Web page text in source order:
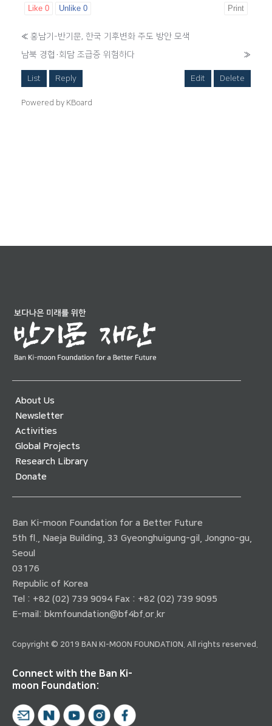
Like 0 Unlike 0 Print
« 홍남기-반기문, 한국 기후변화 주도 방안 모색
남북 경협·회담 조급증 위험하다
»
List Reply Edit Delete
Powered by KBoard
About Us
Newsletter
Activities
Global Projects
Research Library
Donate
Ban Ki-moon Foundation for a Better Future
5th fl., Naeja Building, 33 Gyeonghuigung-gil, Jongno-gu,
Seoul
03176
Republic of Korea
Tel : +82 (02) 739 9094 Fax : +82 (02) 739 9095
E-mail: bkmfoundation@bf4bf.or.kr
Copyright © 2019 BAN KI-MOON FOUNDATION. All rights reserved.
Connect with the Ban Ki-
moon Foundation: